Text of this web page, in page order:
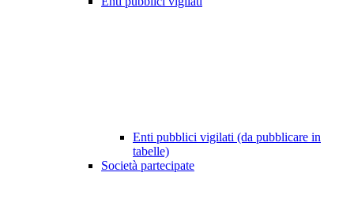
Enti pubblici vigilati (da pubblicare in
tabelle)
Società partecipate